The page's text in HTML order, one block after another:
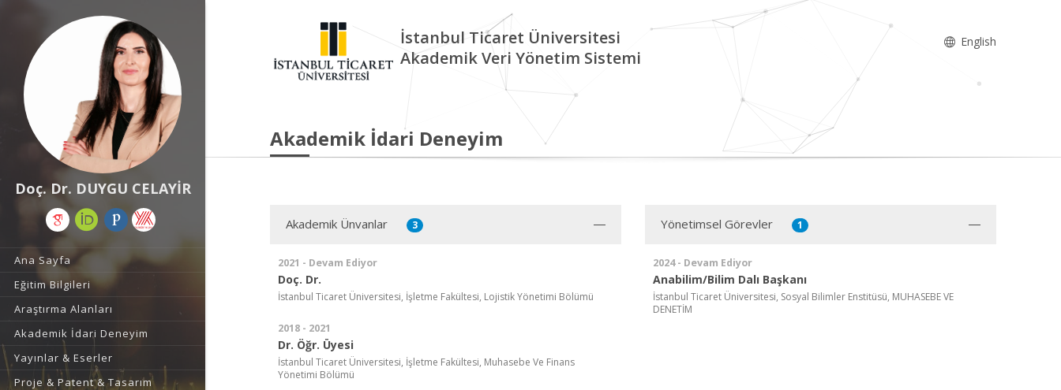
Doç. Dr. DUYGU CELAYİR
Ana Sayfa
Eğitim Bilgileri
Araştırma Alanları
Akademik İdari Deneyim
Yayınlar & Eserler
Proje & Patent & Tasarım
İstanbul Ticaret Üniversitesi
Akademik Veri Yönetim Sistemi
English
Akademik İdari Deneyim
Akademik Ünvanlar 3
2021 - Devam Ediyor
Doç. Dr.
İstanbul Ticaret Üniversitesi, İşletme Fakültesi, Lojistik Yönetimi Bölümü
2018 - 2021
Dr. Öğr. Üyesi
İstanbul Ticaret Üniversitesi, İşletme Fakültesi, Muhasebe Ve Finans
Yönetimi Bölümü
Yönetimsel Görevler 1
2024 - Devam Ediyor
Anabilim/Bilim Dalı Başkanı
İstanbul Ticaret Üniversitesi, Sosyal Bilimler Enstitüsü, MUHASEBE VE
DENETİM